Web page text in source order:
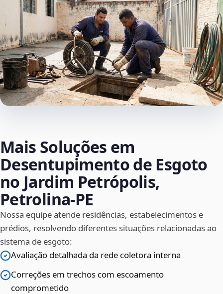
Mais Soluções em
Desentupimento de Esgoto
no Jardim Petrópolis,
Petrolina‑PE
Nossa equipe atende residências, estabelecimentos e
prédios, resolvendo diferentes situações relacionadas ao
sistema de esgoto:
Avaliação detalhada da rede coletora interna
Correções em trechos com escoamento
comprometido